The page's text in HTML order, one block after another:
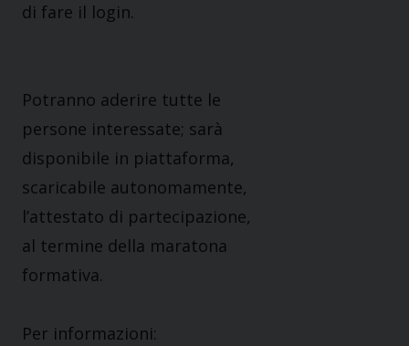
di fare il login.
Potranno aderire tutte le
persone interessate; sarà
disponibile in piattaforma,
scaricabile autonomamente,
l’attestato di partecipazione,
al termine della maratona
formativa.​
Per informazioni: